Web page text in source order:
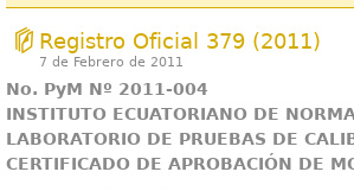
Registro Oficial 379 (2011)
7 de Febrero de 2011
No. PyM Nº 2011-004
INSTITUTO ECUATORIANO DE
LABORATORIO DE PRUEBAS DE
CERTIFICADO DE APROBACIÓN DE